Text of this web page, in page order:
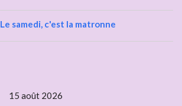
Le samedi, c'est la matronne
15 août 2026